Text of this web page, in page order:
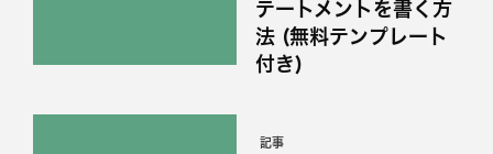
テートメントを書く方
法 (無料テンプレート
付き)
記事